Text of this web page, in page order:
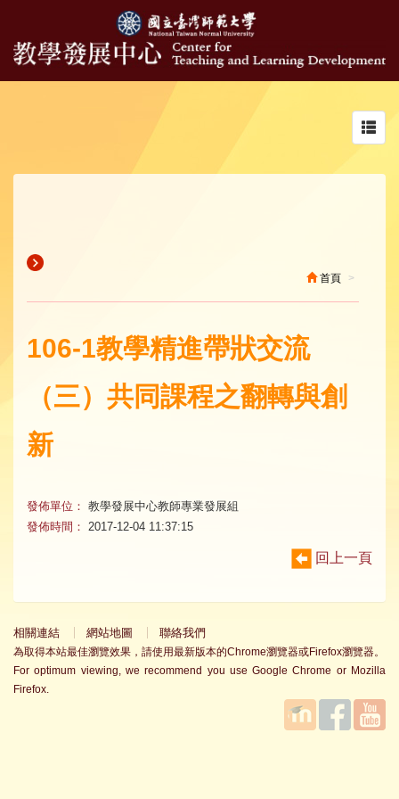
首頁
106-1教學精進帶狀交流
（三）共同課程之翻轉與創
新
發佈單位： 教學發展中心教師專業發展組
發佈時間：
2017-12-04 11:37:15
回上一頁
相關連結 網站地圖 聯絡我們
為取得本站最佳瀏覽效果，請使用最新版本的Chrome瀏覽器或Firefox瀏覽器。
For optimum viewing, we recommend you use Google Chrome or Mozilla
Firefox.